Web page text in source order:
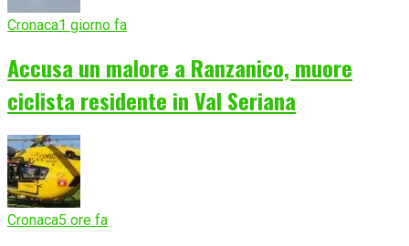
Cronaca1 giorno fa
Accusa un malore a Ranzanico, muore
ciclista residente in Val Seriana
Cronaca5 ore fa